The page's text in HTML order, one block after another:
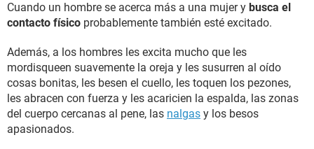
Cuando un hombre se acerca más a una mujer y busca el
contacto físico probablemente también esté excitado.
Además, a los hombres les excita mucho que les
mordisqueen suavemente la oreja y les susurren al oído
cosas bonitas, les besen el cuello, les toquen los pezones,
les abracen con fuerza y les acaricien la espalda, las zonas
del cuerpo cercanas al pene, las nalgas y los besos
apasionados.